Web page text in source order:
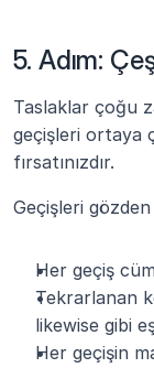
5. Adım:
Taslaklar çoğu
geçişleri ortaya
fırsatınızdır.
Geçişleri
Her geçiş
Tekrarlanan
likewise gibi
Her geçişin